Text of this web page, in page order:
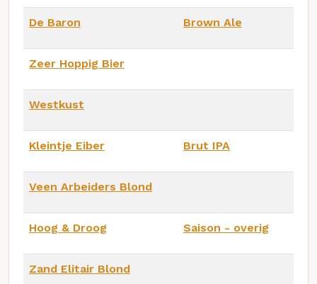
De Baron Brown Ale
Zeer Hoppig Bier
Westkust
Kleintje Eiber Brut IPA
Veen Arbeiders Blond
Hoog & Droog Saison - overig
Zand Elitair Blond